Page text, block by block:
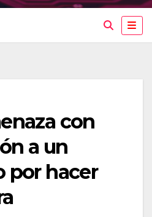
con
a un
por hacer